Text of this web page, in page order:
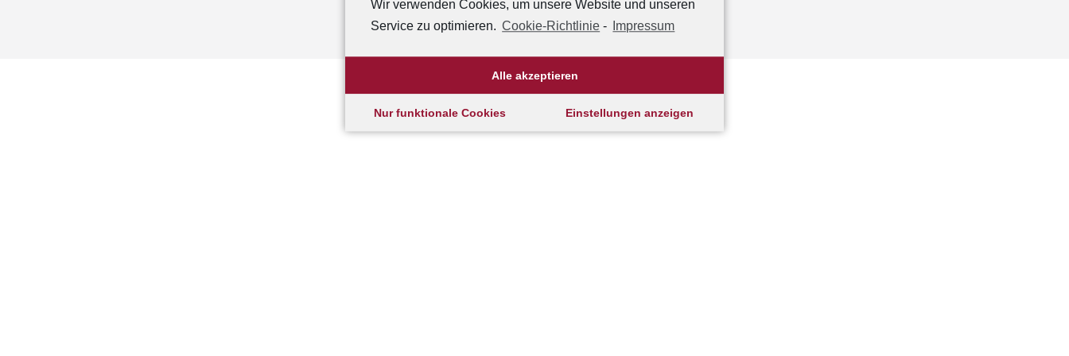
Wir verwenden Cookies, um unsere Website und unseren
Service zu optimieren. Cookie-Richtlinie - Impressum
Alle akzeptieren
Nur funktionale Cookies Einstellungen anzeigen